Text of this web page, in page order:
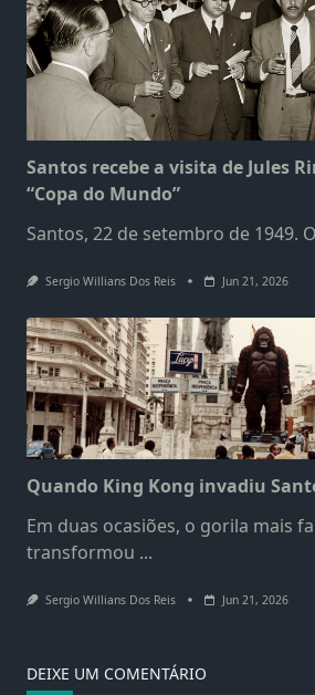
Santos recebe a visita de Jules
“Copa do Mundo”
Santos, 22 de setembro de 1949.
Sergio Willians Dos Reis Jun 21, 2026
Quando King Kong invadiu
Em duas ocasiões, o gorila mais
transformou ...
Sergio Willians Dos Reis Jun 21, 2026
DEIXE UM COMENTÁRIO